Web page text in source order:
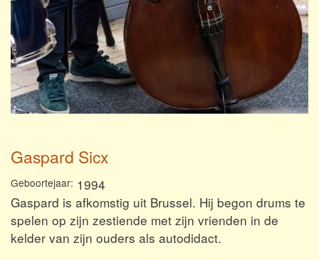
Gaspard Sicx
Geboortejaar 1994
Gaspard is afkomstig uit Brussel. Hij begon drums te
spelen op zijn zestiende met zijn vrienden in de
kelder van zijn ouders als autodidact.